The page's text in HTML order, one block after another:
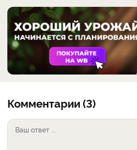
Комментарии (3)